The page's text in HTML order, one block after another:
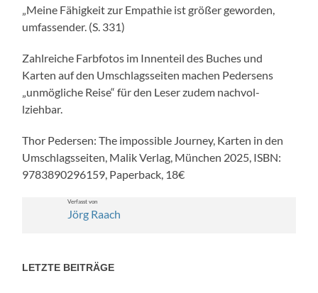
„Meine Fähigkeit zur Empathie ist größer gewor­den,
umfassender. (S. 331)
Zahlre­iche Farb­fo­tos im Innen­teil des Buch­es und
Karten auf den Umschlags­seit­en machen Ped­er­sens
„unmögliche Reise“ für den Leser zudem nachvol­
lziehbar.
Thor Ped­er­sen: The impos­si­ble Jour­ney, Karten in den
Umschlags­seit­en, Malik Ver­lag, München 2025, ISBN:
9783890296159, Paper­back, 18€
Ver­fasst von
Jörg Raach
LETZTE BEITRÄGE